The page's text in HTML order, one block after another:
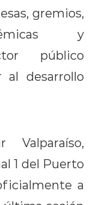
gremios,
y
público
al desarrollo
Valparaíso,
1 del Puerto
a